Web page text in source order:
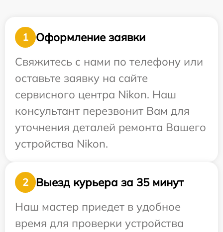
1
Оформление заявки
Свяжитесь с нами по телефону или
оставьте заявку на сайте
сервисного центра Nikon. Наш
консультант перезвонит Вам для
уточнения деталей ремонта Вашего
устройства Nikon.
2
Выезд курьера за 35 минут
Наш мастер приедет в удобное
время для проверки устройства